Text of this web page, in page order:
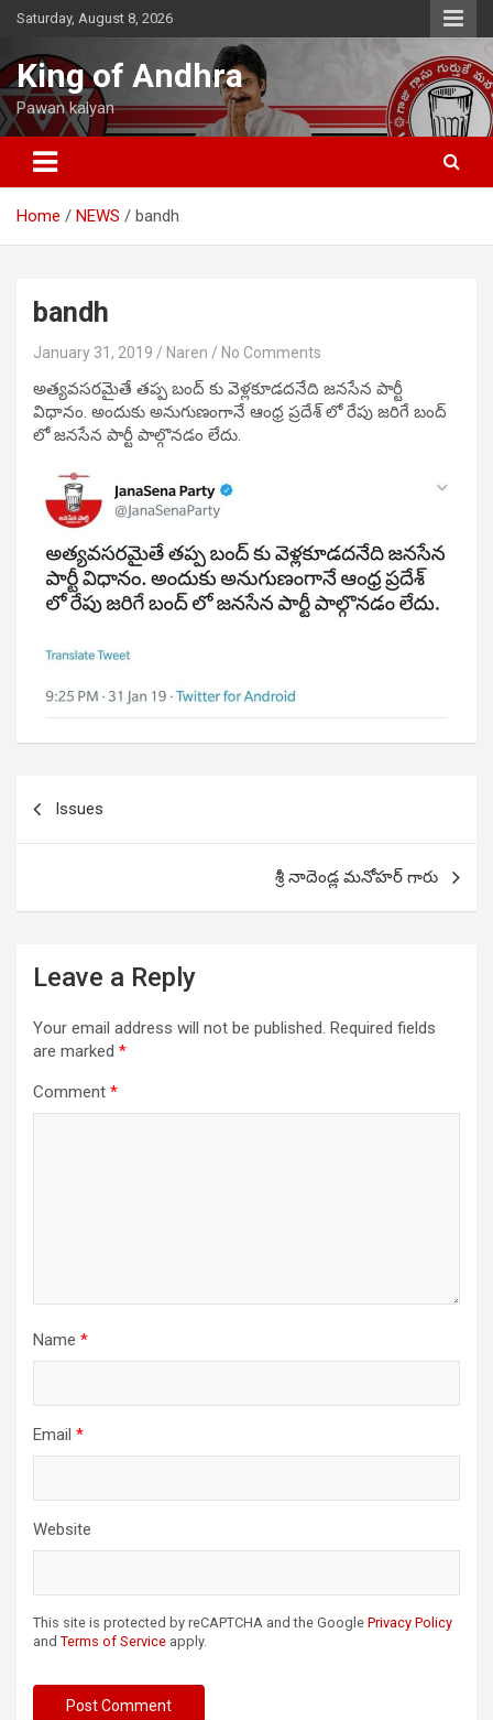
Skip
content
Saturday, August 8, 2026
King of Andhra
Pawan kalyan
Home NEWS bandh
bandh
January 31, 2019 Naren No Comments
అత్యవసరమైతే తప్ప బంద్ కు వెళ్లకూడదనేది జనసేన పార్టీ
విధానం. అందుకు అనుగుణంగానే ఆంధ్ర ప్రదేశ్ లో రేపు జరిగే బంద్
లో జనసేన పార్టీ పాల్గొనడం లేదు.
Issues
శ్రీ నాదెండ్ల మనోహర్ గారు
Leave a Reply
Your email address will not be published. Required fields
are marked *
Comment *
Name *
Email *
Website
This site is protected by reCAPTCHA and the Google Privacy Policy
and Terms of Service apply.